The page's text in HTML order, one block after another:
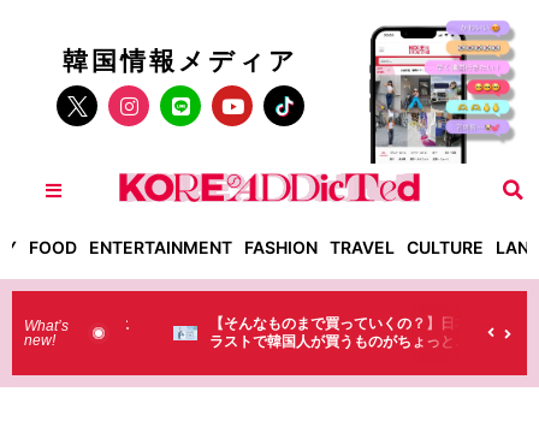
韓国情報メディア
FOOD ENTERTAINMENT FASHION TRAVEL CULTURE
What’s
new!
！】お土
（笑）
【そんなものまで買っていくの？】日本のド
ラストで韓国人が買うものがちょっと…